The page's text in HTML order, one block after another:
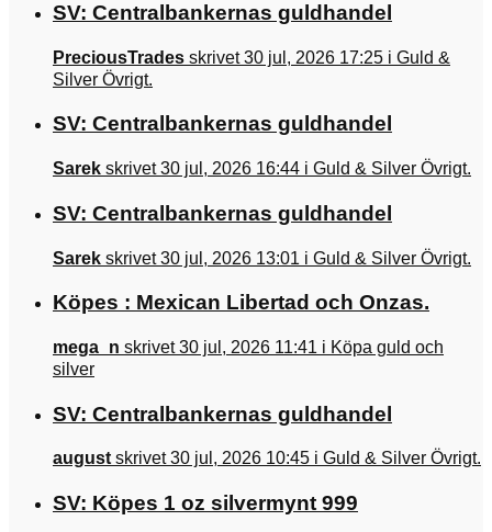
SV: Centralbankernas guldhandel
PreciousTrades skrivet 30 jul, 2026 17:25 i Guld &
Silver Övrigt.
SV: Centralbankernas guldhandel
Sarek skrivet 30 jul, 2026 16:44 i Guld & Silver Övrigt.
SV: Centralbankernas guldhandel
Sarek skrivet 30 jul, 2026 13:01 i Guld & Silver Övrigt.
Köpes : Mexican Libertad och Onzas.
mega_n skrivet 30 jul, 2026 11:41 i Köpa guld och
silver
SV: Centralbankernas guldhandel
augustskrivet 30 jul, 2026 10:45 i Guld & Silver Övrigt.
SV: Köpes 1 oz silvermynt 999